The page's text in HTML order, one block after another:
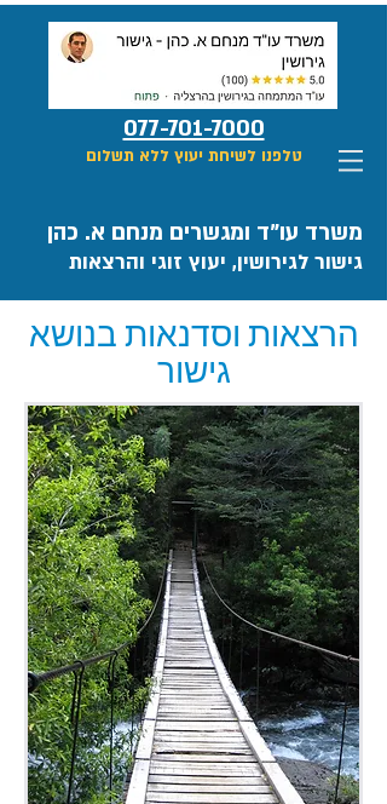
077-701-7000
טלפנו לשיחת יעוץ ללא תשלום
משרד עו"ד ומגשרים מנחם א. כהן
גישור לגירושין, יעוץ זוגי והרצאות
הרצאות וסדנאות בנושא
גישור